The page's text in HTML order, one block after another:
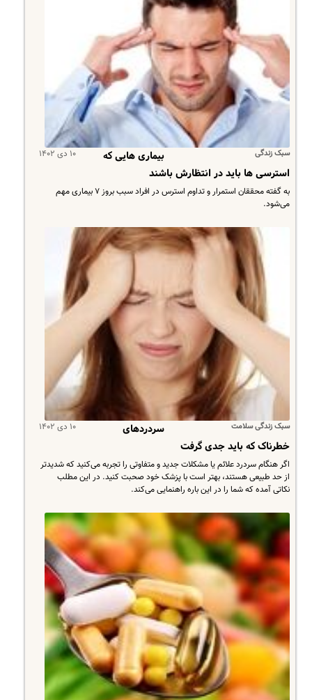
سبک زندگی ۱۰ دی ۱۴۰۲
بیماری هایی که
استرسی ها باید در انتظارش باشند
​به گفته محققان استمرار و تداوم استرس در افراد سبب بروز ۷ بیماری مهم
می‌شود.
سبک زندگی سلامت ۱۰ دی ۱۴۰۲
سردردهای
خطرناک که باید جدی گرفت
اگر هنگام سردرد علائم یا مشکلات جدید و متفاوتی را تجربه می‌کنید که شدیدتر
از حد طبیعی هستند، بهتر است با پزشک خود صحبت کنید. در این مطلب
نکاتی آمده که شما را در این باره راهنمایی می‌کند.​